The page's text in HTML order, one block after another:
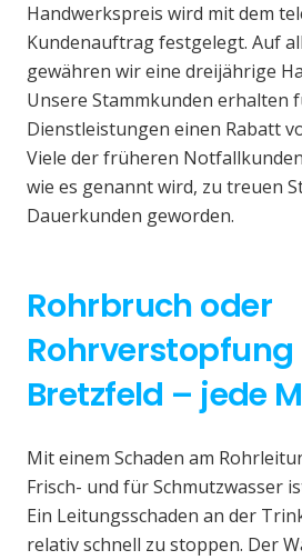
Handwerkspreis wird mit dem
Kundenauftrag festgelegt. Auf
gewähren wir eine dreijährige
Unsere Stammkunden erhalten
Dienstleistungen einen Rabatt
Viele der früheren
wie es genannt wird, zu treuen
Dauerkunden geworden.
Rohrbruch oder
Rohrverstopfung
Bretzfeld – jede
Mit einem Schaden am
Frisch- und für Schmutzwasser
Ein Leitungsschaden an der
relativ schnell zu stoppen. Der